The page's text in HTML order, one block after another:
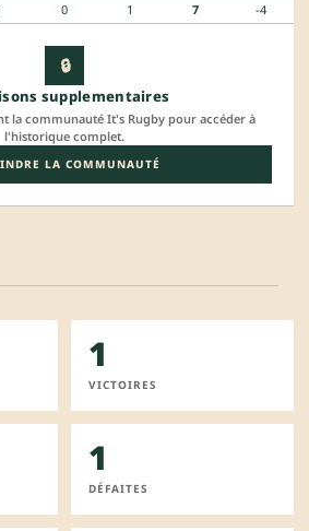
0 1 7 -4
🔒
supplementaires
la communauté It's Rugby pour accéder à
l'historique complet.
LA COMMUNAUTÉ
1
VICTOIRES
1
DÉFAITES